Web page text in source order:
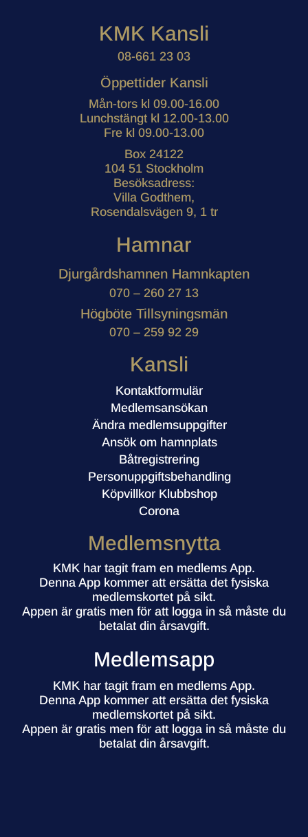
KMK Kansli
08-661 23 03
Öppettider Kansli
Mån-tors kl 09.00-16.00
Lunchstängt kl 12.00-13.00
Fre kl 09.00-13.00
Box 24122
104 51 Stockholm
Besöksadress:
Villa Godthem,
Rosendalsvägen 9, 1 tr
Hamnar
Djurgårdshamnen Hamnkapten
070 – 260 27 13
Högböte Tillsyningsmän
070 – 259 92 29
Kansli
Kontaktformulär
Medlemsansökan
Ändra medlemsuppgifter
Ansök om hamnplats
Båtregistrering
Personuppgiftsbehandling
Köpvillkor Klubbshop
Corona
Medlemsnytta
KMK har tagit fram en medlems App.
Denna App kommer att ersätta det fysiska
medlemskortet på sikt.
Appen är gratis men för att logga in så måste du
betalat din årsavgift.
Medlemsapp
KMK har tagit fram en medlems App.
Denna App kommer att ersätta det fysiska
medlemskortet på sikt.
Appen är gratis men för att logga in så måste du
betalat din årsavgift.